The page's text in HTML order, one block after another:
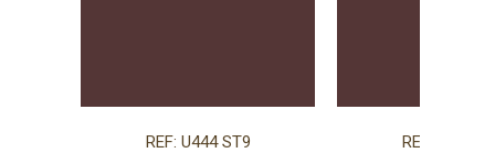
REF: U444 ST9 REF: U444